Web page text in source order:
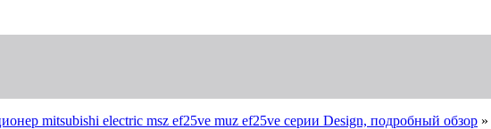
mitsubishi electric msz ef25ve muz ef25ve серии Design, подробный обзор »